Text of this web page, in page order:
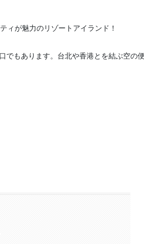
ィが魅力のリゾートアイランド！
でもあります。台北や香港とを結ぶ空の